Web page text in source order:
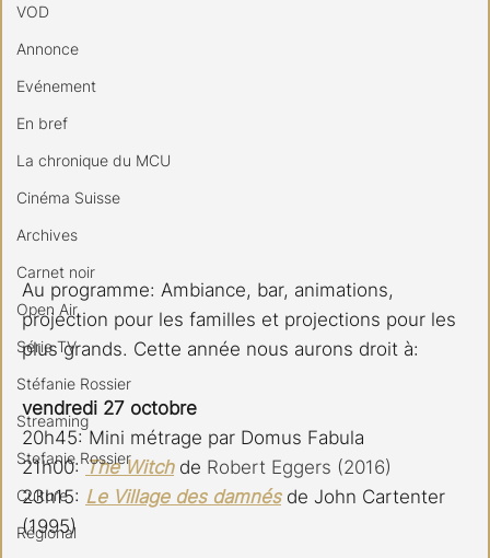
VOD
Annonce
Evénement
En bref
La chronique du MCU
Cinéma Suisse
Archives
Carnet noir
Open Air
Série TV
Stéfanie Rossier
Streaming
Stefanie Rossier
Culture
Régional
Au programme: Ambiance, bar, animations,
projection pour les familles et projections pour les
plus grands. Cette année nous aurons droit à:
vendredi 27 octobre
20h45: Mini métrage par Domus Fabula
21h00: The Witch de Robert Eggers (2016)
23h15: Le Village des damnés de John Cartenter
(1995)